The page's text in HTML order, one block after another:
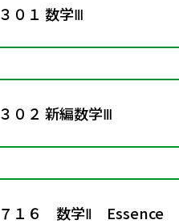
３０１ 数学Ⅲ
３０２ 新編数学Ⅲ
７１６ 数学Ⅱ Essence